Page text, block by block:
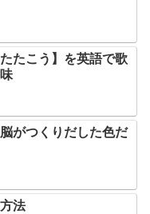
たたこう】を英語で歌
脳がつくりだした色だ
法